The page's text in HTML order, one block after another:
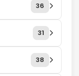
36
31
38